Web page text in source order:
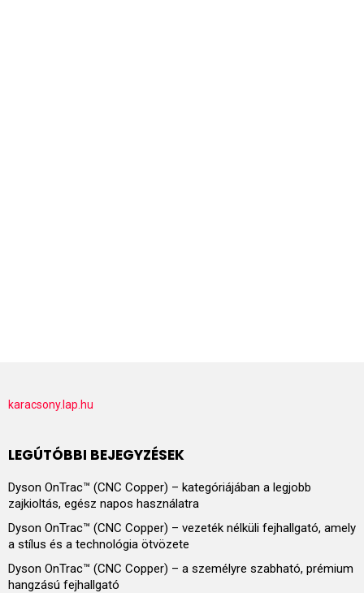
karacsony.lap.hu
LEGÚTÓBBI BEJEGYZÉSEK
Dyson OnTrac™ (CNC Copper) – kategóriájában a legjobb
zajkioltás, egész napos használatra
Dyson OnTrac™ (CNC Copper) – vezeték nélküli fejhallgató, amely
a stílus és a technológia ötvözete
Dyson OnTrac™ (CNC Copper) – a személyre szabható, prémium
hangzású fejhallgató